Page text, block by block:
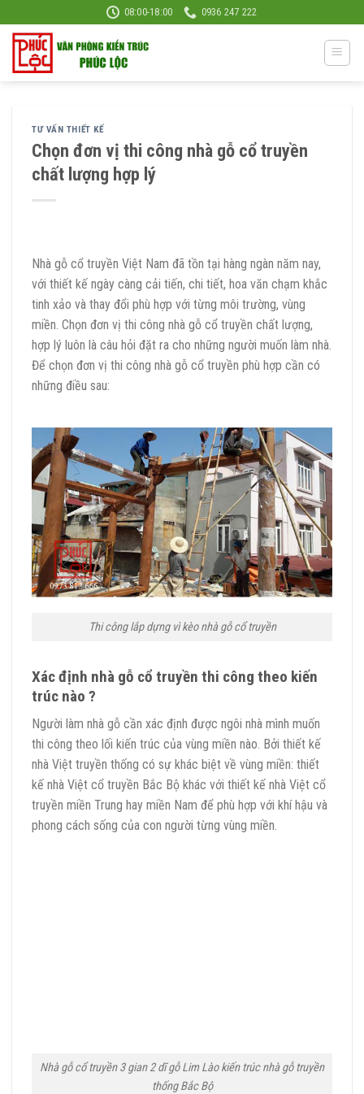
to
content
08:00-18:00 0936 247 222
TƯ VẤN THIẾT KẾ
Chọn đơn vị thi công nhà gỗ cổ truyền
chất lượng hợp lý
Nhà gỗ cổ truyền Việt Nam đã tồn tại hàng ngàn năm nay,
với thiết kế ngày càng cải tiến, chi tiết, hoa văn chạm khắc
tinh xảo và thay đổi phù hợp với từng môi trường, vùng
miền. Chọn đơn vị thi công nhà gỗ cổ truyền chất lượng,
hợp lý luôn là câu hỏi đặt ra cho những người muốn làm nhà.
Để chọn đơn vị thi công nhà gỗ cổ truyền phù hợp cần có
những điều sau:
Thi công lắp dựng vì kèo nhà gỗ cổ truyền
Xác định nhà gỗ cổ truyền thi công theo kiến
trúc nào ?
Người làm nhà gỗ cần xác định được ngôi nhà mình muốn
thi công theo lối kiến trúc của vùng miền nào. Bởi thiết kế
nhà Việt truyền thống có sự khác biệt về vùng miền: thiết
kế nhà Việt cổ truyền Bắc Bộ khác với thiết kế nhà Việt cổ
truyền miền Trung hay miền Nam để phù hợp với khí hậu và
phong cách sống của con người từng vùng miền.
Nhà gỗ cổ truyền 3 gian 2 dĩ gỗ Lim Lào kiến trúc nhà gỗ truyền
thống Bắc Bộ